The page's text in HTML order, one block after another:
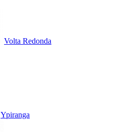
Volta Redonda
Ypiranga